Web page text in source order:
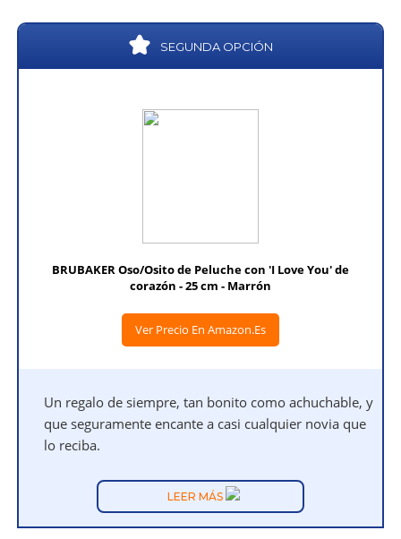
SEGUNDA OPCIÓN
BRUBAKER Oso/Osito de Peluche con 'I Love You' de
corazón - 25 cm - Marrón
Ver Precio En Amazon.es
Un regalo de siempre, tan bonito como achuchable, y
que seguramente encante a casi cualquier novia que
lo reciba.
LEER MÁS